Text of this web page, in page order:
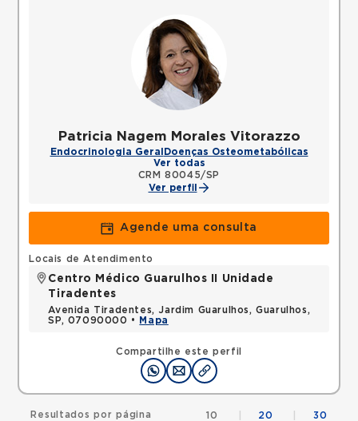
Patricia Nagem Morales Vitorazzo
Endocrinologia Geral Doenças Osteometabólicas
Ver todas
CRM 80045/SP
Ver perfil
Agende uma consulta
Compartilhe este perfil
Locais de Atendimento
Centro Médico Guarulhos II Unidade
Tiradentes
Avenida Tiradentes, Jardim Guarulhos, Guarulhos,
SP, 07090000 •
Mapa
Resultados por página 10 20 30